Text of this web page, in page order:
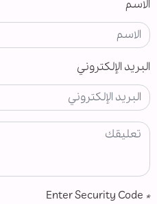
الاسم
البريد الإلكتروني
*